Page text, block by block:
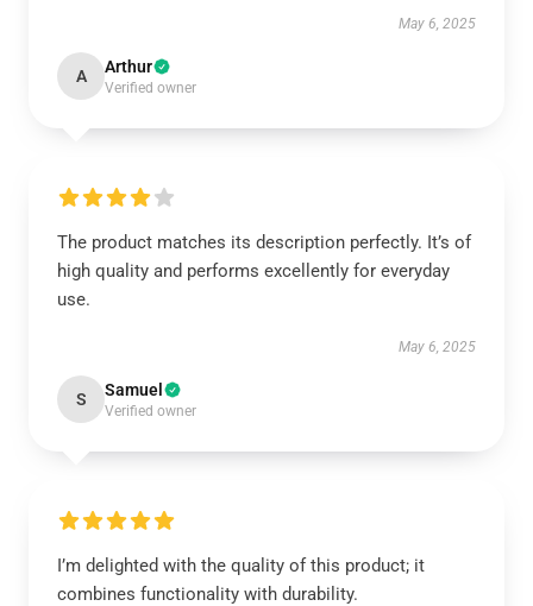
May 6, 2025
A Arthur
Verified owner
The product matches its description perfectly. It’s of
high quality and performs excellently for everyday
use.
May 6, 2025
S Samuel
Verified owner
I’m delighted with the quality of this product; it
combines functionality with durability.